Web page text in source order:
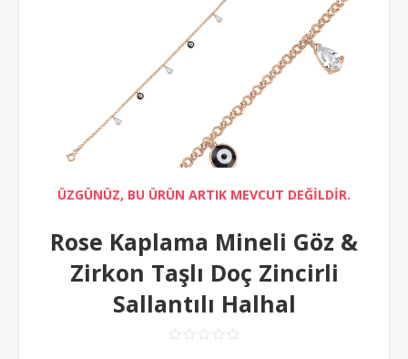
ÜZGÜNÜZ, BU ÜRÜN ARTIK MEVCUT DEĞİLDİR.
Rose Kaplama Mineli Göz &
Zirkon Taşlı Doç Zincirli
Sallantılı Halhal